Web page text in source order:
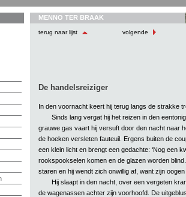
MENNO TER BRAAK
terug naar lijst volgende
De handelsreiziger
In den voornacht keert hij terug langs de strakke
Sinds lang vergat hij het reizen in den
grauwe gas vaart hij versuft door den nacht naar
de hoeken versleten fauteuil. Ergens buiten de
een klein licht en brengt een gedachte: ‘Nog een
rookspookselen komen en de glazen worden
staren en hij wendt zich onwillig af, want zijn oogen
Hij slaapt in den nacht, over een vergeten
de wagenassen achter zijn voorhoofd. De